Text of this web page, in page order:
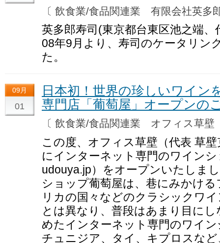
〔 飲食業/食品関連業 有限会社英
英多郎寿司(東京都台東区池之端
08年9月より、寿司のケータリン
た。
09月
01
日本初！世界の珍しいワイン
専門店「葡萄屋」オープンの
〔 飲食業/食品関連業 オフィス草
この度、オフィス草壁（代表 草
にインターネット専門のワイン
udouya.jp）をオープンいたしま
ショップ葡萄屋は、巷にみかけ
リカの国々などのクラシックワ
とは異なり、普段はあまり目に
めたインターネット専門のワイ
チュニジア、タイ、キプロスな